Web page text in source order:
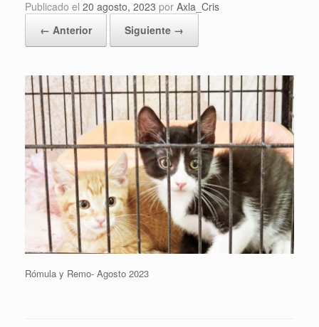
Publicado el 20 agosto, 2023 por Axla_Cris
← Anterior
Siguiente →
Rómula y Remo- Agosto 2023